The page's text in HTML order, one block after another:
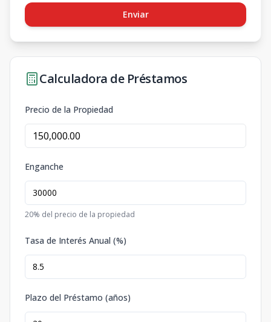
Enviar
Calculadora de Préstamos
Precio de la Propiedad
Enganche
20% del precio de la propiedad
Tasa de Interés Anual (%)
Plazo del Préstamo (años)